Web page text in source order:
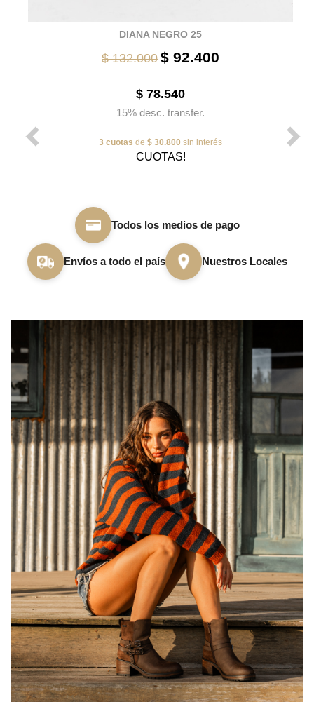
DIANA NEGRO 25
$ 132.000 $ 92.400
$ 78.540
15% desc. transfer.
3 cuotas de $ 30.800 sin interés
CUOTAS!
Todos los medios de pago
Envíos a todo el país Nuestros Locales